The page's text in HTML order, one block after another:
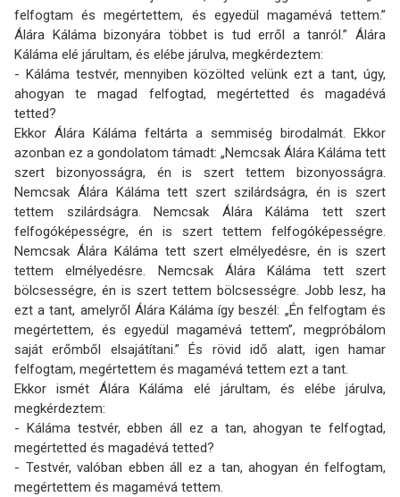
felfogtam és megértettem, és egyedül magamévá tettem.”
Álára Káláma bizonyára többet is tud erről a tanról.” Álára
Káláma elé járultam, és elébe járulva, meg­kérdeztem:
- Káláma testvér, mennyiben közölted velünk ezt a tant, úgy,
ahogyan te magad felfogtad, megértetted és magadévá
tetted?
Ekkor Álára Káláma feltárta a semmiség birodalmát. Ekkor
azonban ez a gondolatom támadt: „Nemcsak Álára Káláma tett
szert bizonyosságra, én is szert tettem bizonyosságra.
Nemcsak Álára Káláma tett szert szilárdságra, én is szert
tettem szilárdságra. Nemcsak Álára Káláma tett szert
felfogóképességre, én is szert tettem felfogóképességre.
Nemcsak Álára Káláma tett szert elmélyedésre, én is szert
tettem elmélyedésre. Nemcsak Álára Káláma tett szert
bölcsességre, én is szert tettem bölcsességre. Jobb lesz, ha
ezt a tant, amelyről Álára Káláma így beszél: „Én felfogtam és
megértettem, és egyedül magamévá tettem”, megpróbálom
saját erőmből elsajátítani.” És rövid idő alatt, igen hamar
felfogtam, megértettem és magamévá tettem ezt a tant.
Ekkor ismét Álára Káláma elé járultam, és elébe járulva,
megkérdeztem:
- Káláma testvér, ebben áll ez a tan, ahogyan te felfogtad,
megértetted és magadévá tetted?
- Testvér, valóban ebben áll ez a tan, ahogyan én felfogtam,
megértettem és magamévá tettem.